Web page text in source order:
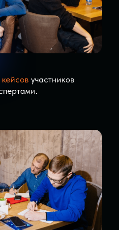
01
Цели
02
03
перестаем
и
— и
потенциал.
мы можем